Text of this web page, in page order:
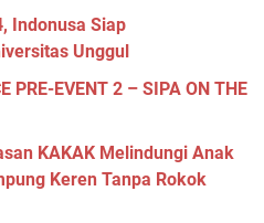
Indonusa Siap
Unggul
PRE-EVENT 2 – SIPA ON THE
KAKAK Melindungi Anak
Keren Tanpa Rokok